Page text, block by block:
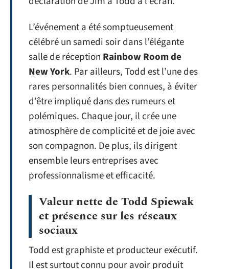
L’événement a été somptueusement
célébré un samedi soir dans l’élégante
salle de réception Rainbow Room de
New York. Par ailleurs, Todd est l’une des
rares personnalités bien connues, à éviter
d’être impliqué dans des rumeurs et
polémiques. Chaque jour, il crée une
atmosphère de complicité et de joie avec
son compagnon. De plus, ils dirigent
ensemble leurs entreprises avec
professionnalisme et efficacité.
Valeur nette de Todd Spiewak
et présence sur les réseaux
sociaux
Todd est graphiste et producteur exécutif.
Il est surtout connu pour avoir produit